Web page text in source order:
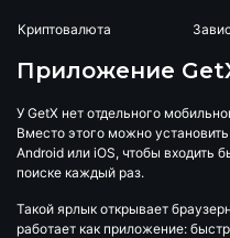
Криптовалюта
Приложение
У GetX нет отдельного
Вместо этого можно
Android или iOS, чтобы входить
поиске каждый раз.
Такой ярлык открывает
работает как приложение: